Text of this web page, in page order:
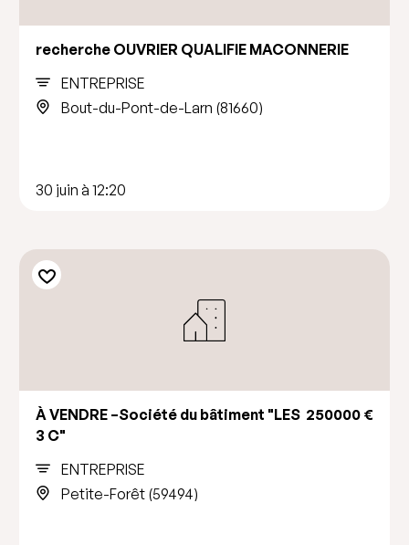
recherche OUVRIER QUALIFIE MACONNERIE
ENTREPRISE
Bout-du-Pont-de-Larn (81660)
30 juin à 12:20
À VENDRE –Société du bâtiment "LES
3 C"
250000 €
ENTREPRISE
Petite-Forêt (59494)